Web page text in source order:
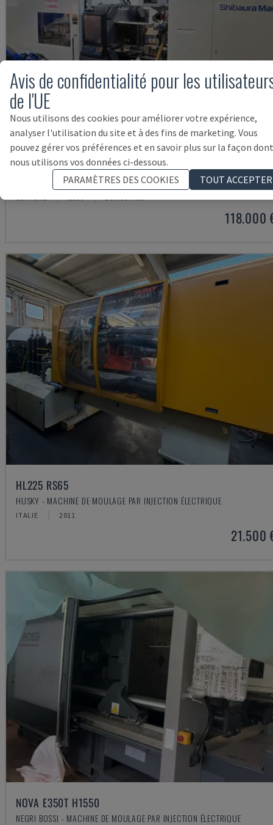
EC230SXIII-8A
SHIBAURA - MACHINE DE MOULAGE PAR INJECTION ÉLECTRIQUE
118.000
HL225 RS65
HUSKY - MACHINE DE MOULAGE PAR INJECTION ÉLECTRIQUE
ITALIE 2011
21.500
NOVA E350T H1550
NEGRI BOSSI - MACHINE DE MOULAGE PAR INJECTION ÉLECTRIQUE
Avis de confidentialité pour les
de l'UE
Nous utilisons des cookies pour améliorer votre expérience,
analyser l'utilisation du site et à des fins de marketing. Vous
pouvez gérer vos préférences et en savoir plus sur la façon dont
nous utilisons vos données ci-dessous.
PARAMÈTRES DES COOKIES
TOUT ACCEPTER